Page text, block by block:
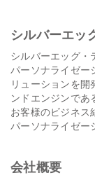
シルバーエッ
シルバーエッグ・
パーソナライゼー
リューションを開
ンドエンジンであ
お客様のビジネス
パーソナライゼー
会社概要